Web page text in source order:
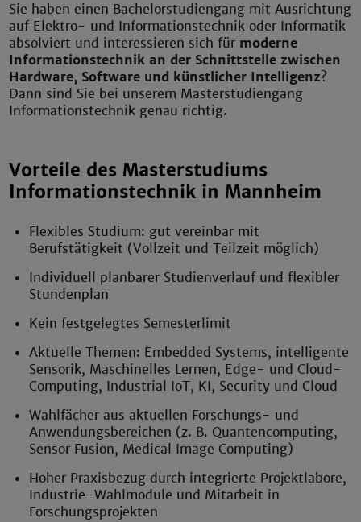
Sie haben einen Bachelorstudiengang mit Ausrichtung
auf Elektro- und Informationstechnik oder Informatik
absolviert und interessieren sich für moderne
Informationstechnik an der Schnittstelle zwischen
Hardware, Software und künstlicher Intelligenz?
Dann sind Sie bei unserem Masterstudiengang
Informationstechnik genau richtig.
Vorteile des Masterstudiums
Informationstechnik in Mannheim
Flexibles Studium: gut vereinbar mit
Berufstätigkeit (Vollzeit und Teilzeit möglich)
Individuell planbarer Studienverlauf und flexibler
Stundenplan
Kein festgelegtes Semesterlimit
Aktuelle Themen: Embedded Systems, intelligente
Sensorik, Maschinelles Lernen, Edge- und Cloud-
Computing, Industrial IoT, KI, Security und Cloud
Wahlfächer aus aktuellen Forschungs- und
Anwendungsbereichen (z. B. Quantencomputing,
Sensor Fusion, Medical Image Computing)
Hoher Praxisbezug durch integrierte Projektlabore,
Industrie-Wahlmodule und Mitarbeit in
Forschungsprojekten